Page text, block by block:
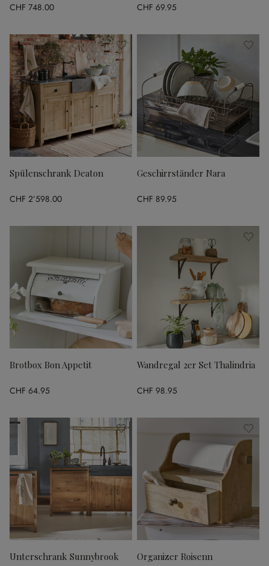
CHF 748.00 CHF 69.95
Spülenschrank Deaton
CHF 2’598.00
Geschirrständer Nara
CHF 89.95
Brotbox Bon Appetit
CHF 64.95
Wandregal 2er Set Thalindria
CHF 98.95
Unterschrank Sunnybrook Organizer Roisenn